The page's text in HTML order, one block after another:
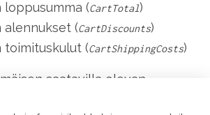
loppusumma (CartTotal)
alennukset (CartDiscounts)
toimituskulut (CartShippingCosts)
saatavilla olevan
perusteella, jos asiakas